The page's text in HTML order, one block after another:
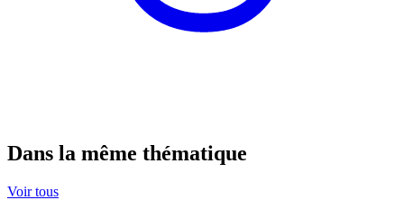
Dans la même thématique
Voir tous